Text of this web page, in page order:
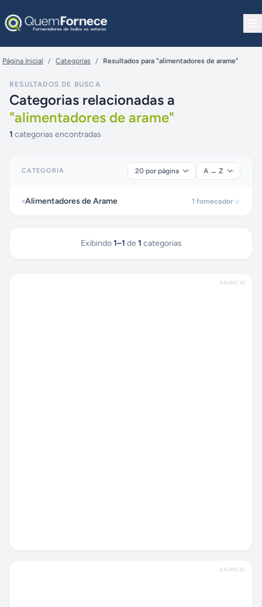
Página Inicial / Categorias / Resultados para "alimentadores de arame"
RESULTADOS DE BUSCA
Categorias relacionadas a
"alimentadores de arame"
1 categorias encontradas
CATEGORIA
Alimentadores de Arame 1 fornecedor
Exibindo 1–1 de 1 categorias
ANÚNCIO
ANÚNCIO